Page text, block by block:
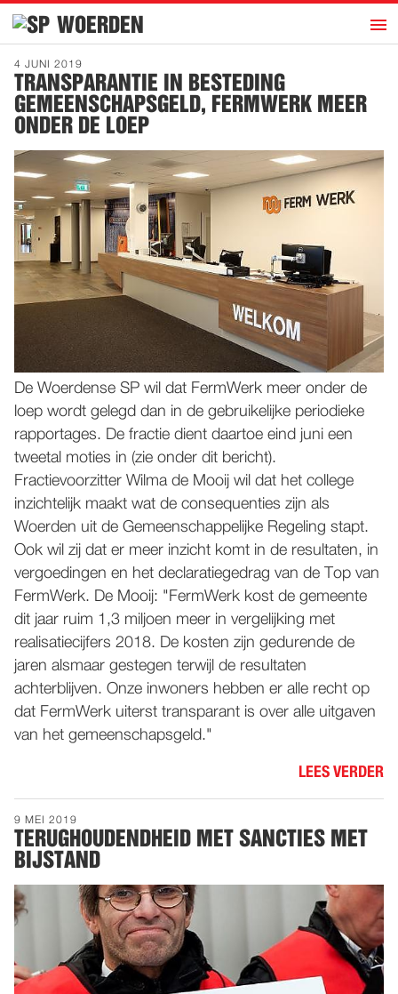
WOERDEN h
Overzicht
SP-ECIAAL
Bestuur
Discussiestuk
Contact
STEUN
DE SP
WORD NU LID!
4 JUNI 2019
TRANSPARANTIE IN BESTEDING
GEMEENSCHAPSGELD, FERMWERK MEER
ONDER DE LOEP
De Woerdense SP wil dat FermWerk meer onder de
loep wordt gelegd dan in de gebruikelijke periodieke
rapportages. De fractie dient daartoe eind juni een
tweetal moties in (zie onder dit bericht).
Fractievoorzitter Wilma de Mooij wil dat het college
inzichtelijk maakt wat de consequenties zijn als
Woerden uit de Gemeenschappelijke Regeling stapt.
Ook wil zij dat er meer inzicht komt in de resultaten, in
vergoedingen en het declaratiegedrag van de Top van
FermWerk. De Mooij: "FermWerk kost de gemeente
dit jaar ruim 1,3 miljoen meer in vergelijking met
realisatiecijfers 2018. De kosten zijn gedurende de
jaren alsmaar gestegen terwijl de resultaten
achterblijven. Onze inwoners hebben er alle recht op
dat FermWerk uiterst transparant is over alle uitgaven
van het gemeenschapsgeld."
LEES VERDER
9 MEI 2019
TERUGHOUDENDHEID MET SANCTIES MET
BIJSTAND